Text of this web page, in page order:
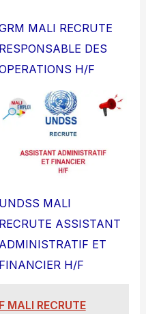
MALI RECRUTE
RESPONSABLE DES
H/F
UNDSS MALI
RECRUTE ASSISTANT
ADMINISTRATIF ET
FINANCIER H/F
MALI RECRUTE